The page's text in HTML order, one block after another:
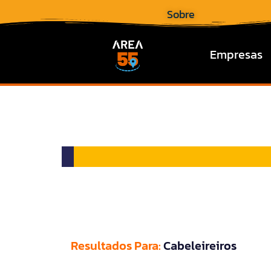
Sobre
Empresas
Resultados Para:Cabeleireiros